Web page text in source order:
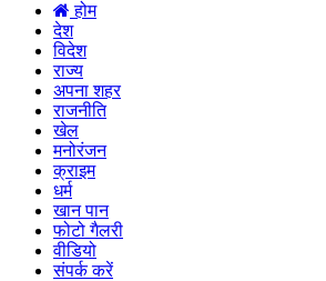
होम
देश
विदेश
राज्य
अपना शहर
राजनीति
खेल
मनोरंजन
क्राइम
धर्म
खान पान
फोटो गैलरी
वीडियो
संपर्क करें